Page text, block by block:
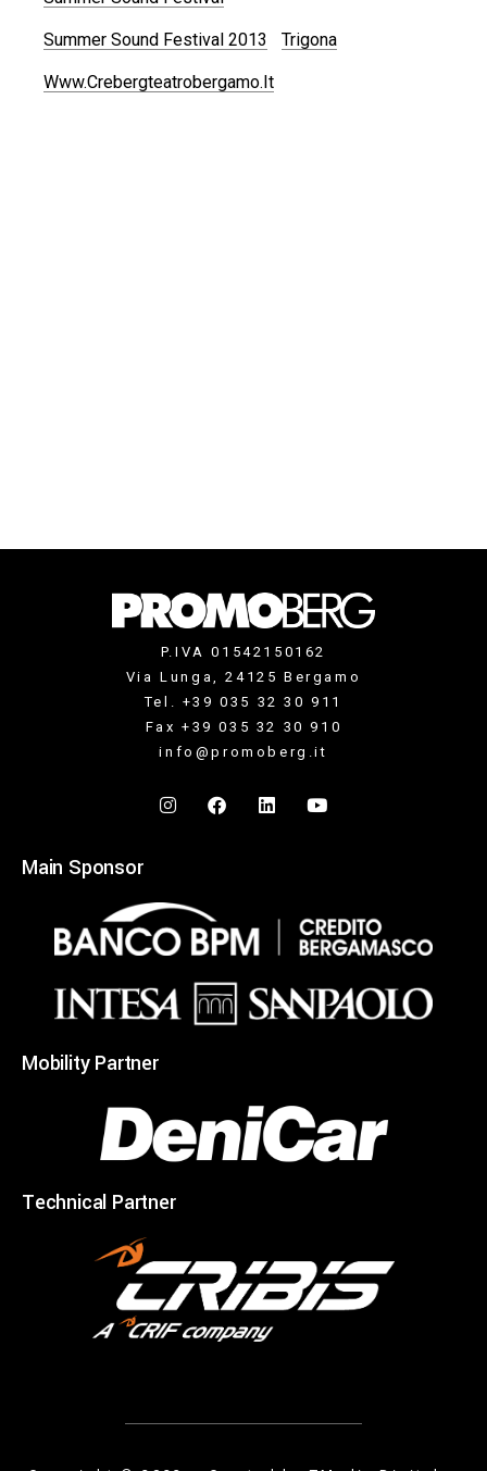
Summer Sound Festival 2013 Trigona
Www.crebergteatrobergamo.it
P.IVA 01542150162
Via Lunga, 24125 Bergamo
Tel. +39 035 32 30 911
Fax +39 035 32 30 910
info@promoberg.it
Main Sponsor
Mobility Partner
Technical Partner